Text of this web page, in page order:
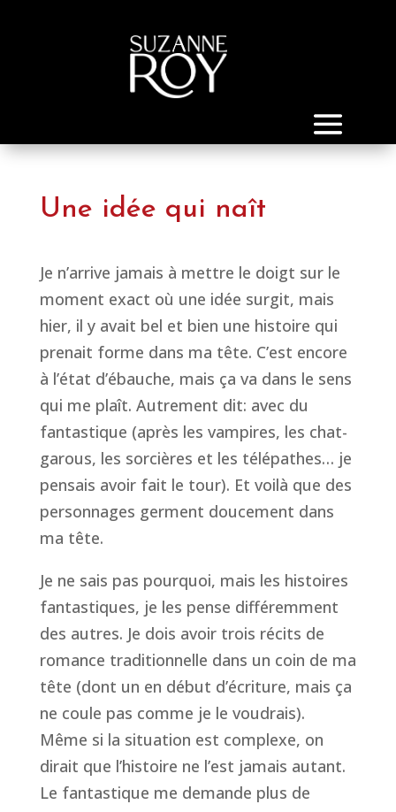
Une idée qui naît
Je n’arrive jamais à mettre le doigt sur le
moment exact où une idée surgit, mais
hier, il y avait bel et bien une histoire qui
prenait forme dans ma tête. C’est encore
à l’état d’ébauche, mais ça va dans le sens
qui me plaît. Autrement dit: avec du
fantastique (après les vampires, les chat-
garous, les sorcières et les télépathes… je
pensais avoir fait le tour). Et voilà que des
personnages germent doucement dans
ma tête.
Je ne sais pas pourquoi, mais les histoires
fantastiques, je les pense différemment
des autres. Je dois avoir trois récits de
romance traditionnelle dans un coin de ma
tête (dont un en début d’écriture, mais ça
ne coule pas comme je le voudrais).
Même si la situation est complexe, on
dirait que l’histoire ne l’est jamais autant.
Le fantastique me demande plus de